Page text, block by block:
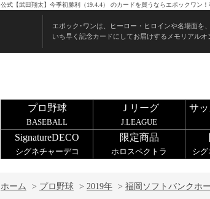
公式【武田翔太】今季初勝利（19.4.4） のカードを買うならエポックワン！
エポック･ワンは、ヒーロー・ヒロインや名場面を、
いち早く記念カードにしてお届けするメモリアルオ
プロ野球
BASEBALL
Ｊリーグ
J.LEAGUE
サ
SignatureDECO
シグネチャーデコ
限定商品
ホロスペクトラ シグ
ホーム > プロ野球 > 2019年 > 福岡ソフトバンクホ